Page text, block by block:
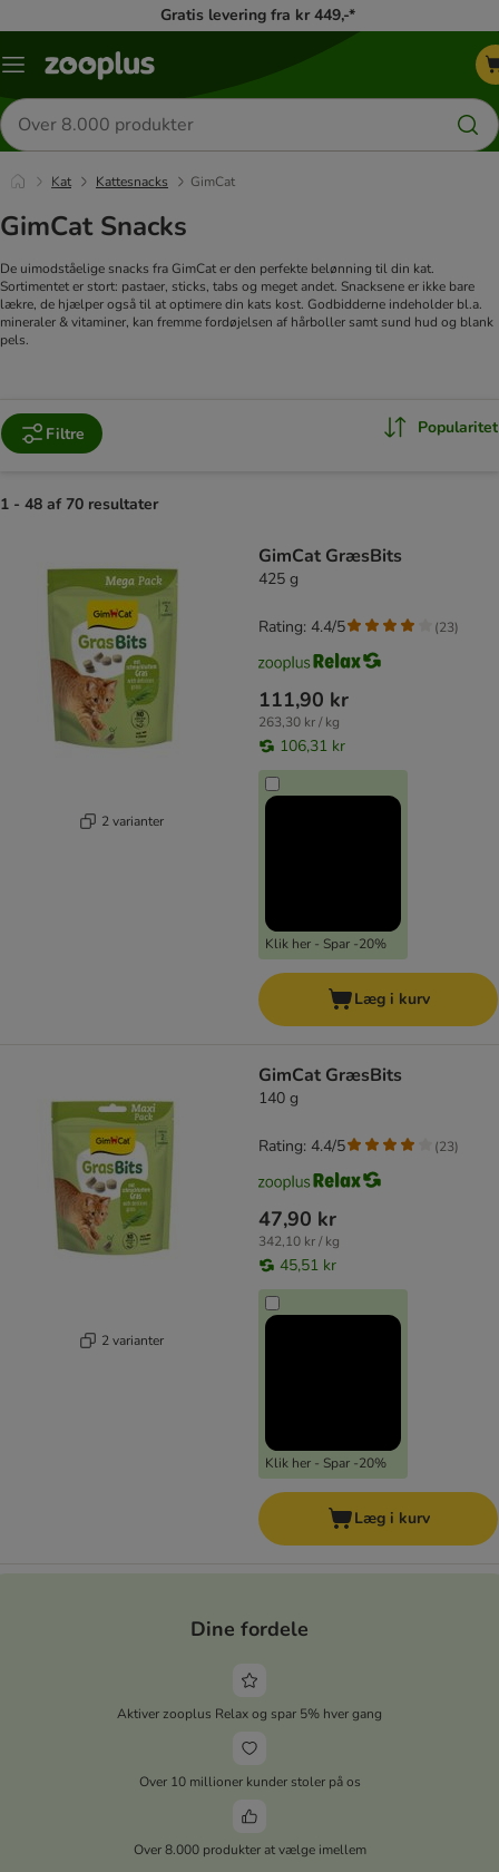
Gratis levering fra kr 449,-*
Menu
Søg
efter
produkter
Kat Kattesnacks GimCat
GimCat Snacks
De uimodståelige snacks fra GimCat er den perfekte belønning til din kat.
Sortimentet er stort: pastaer, sticks, tabs og meget andet. Snacksene er ikke bare
lækre, de hjælper også til at optimere din kats kost. Godbidderne indeholder bl.a.
mineraler & vitaminer, kan fremme fordøjelsen af hårboller samt sund hud og blank
pels.
Filtre Popularitet
1 - 48 af 70 resultater
2 varianter
GimCat GræsBits
425 g
111,90 kr
263,30 kr / kg
106,31 kr
Klik her - Spar -20%
Rating: 4.4/5 (23)
Læg i kurv
2 varianter
GimCat GræsBits
140 g
47,90 kr
342,10 kr / kg
45,51 kr
Klik her - Spar -20%
Rating: 4.4/5 (23)
Læg i kurv
Dine fordele
Aktiver zooplus Relax og spar 5% hver gang
Over 10 millioner kunder stoler på os
Over 8.000 produkter at vælge imellem